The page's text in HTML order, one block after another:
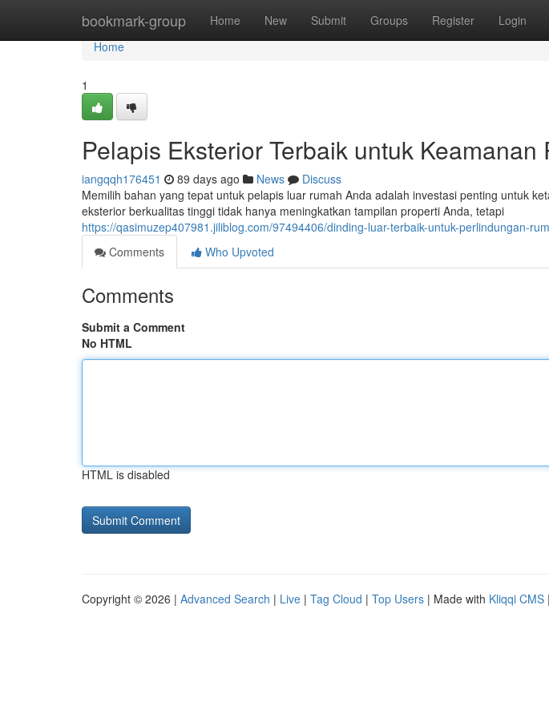
bookmark-group Home New Submit Groups Register Login
Home
Home
1
Pelapis Eksterior Terbaik untuk Keamanan
iangqqh176451 89 days ago News
Discuss
Memilih bahan yang tepat untuk pelapis luar rumah Anda adalah investasi penting untuk
eksterior berkualitas tinggi tidak hanya meningkatkan tampilan properti Anda, tetapi
https://qasimuzep407981.jiliblog.com/97494406/dinding-luar-terbaik-untuk-perlindungan-
Comments
Who Upvoted
Comments
Submit a Comment
No HTML
HTML is disabled
Copyright © 2026 | Advanced Search | Live | Tag Cloud | Top Users | Made with Kliqqi CMS |